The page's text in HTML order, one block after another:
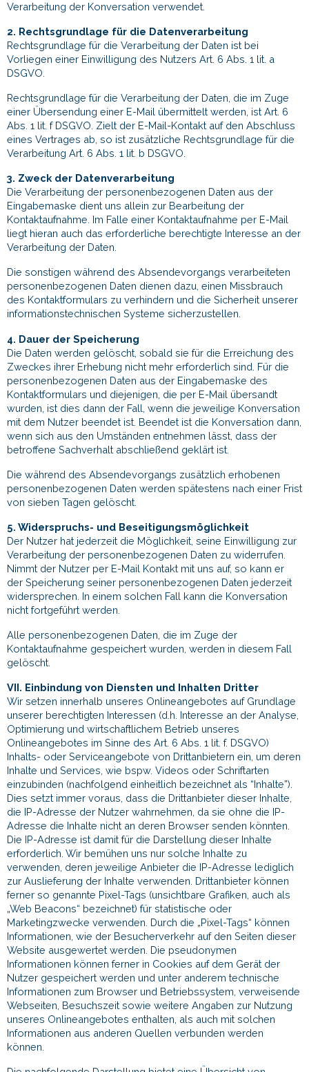
Verarbeitung der Konversation verwendet.
2. Rechtsgrundlage für die Datenverarbeitung
Rechtsgrundlage für die Verarbeitung der Daten ist bei
Vorliegen einer Einwilligung des Nutzers Art. 6 Abs. 1 lit. a
DSGVO.
Rechtsgrundlage für die Verarbeitung der Daten, die im Zuge
einer Übersendung einer E-Mail übermittelt werden, ist Art. 6
Abs. 1 lit. f DSGVO. Zielt der E-Mail-Kontakt auf den Abschluss
eines Vertrages ab, so ist zusätzliche Rechtsgrundlage für die
Verarbeitung Art. 6 Abs. 1 lit. b DSGVO.
3. Zweck der Datenverarbeitung
Die Verarbeitung der personenbezogenen Daten aus der
Eingabemaske dient uns allein zur Bearbeitung der
Kontaktaufnahme. Im Falle einer Kontaktaufnahme per E-Mail
liegt hieran auch das erforderliche berechtigte Interesse an der
Verarbeitung der Daten.
Die sonstigen während des Absendevorgangs verarbeiteten
personenbezogenen Daten dienen dazu, einen Missbrauch
des Kontaktformulars zu verhindern und die Sicherheit unserer
informationstechnischen Systeme sicherzustellen.
4. Dauer der Speicherung
Die Daten werden gelöscht, sobald sie für die Erreichung des
Zweckes ihrer Erhebung nicht mehr erforderlich sind. Für die
personenbezogenen Daten aus der Eingabemaske des
Kontaktformulars und diejenigen, die per E-Mail übersandt
wurden, ist dies dann der Fall, wenn die jeweilige Konversation
mit dem Nutzer beendet ist. Beendet ist die Konversation dann,
wenn sich aus den Umständen entnehmen lässt, dass der
betroffene Sachverhalt abschließend geklärt ist.
Die während des Absendevorgangs zusätzlich erhobenen
personenbezogenen Daten werden spätestens nach einer Frist
von sieben Tagen gelöscht.
5. Widerspruchs- und Beseitigungsmöglichkeit
Der Nutzer hat jederzeit die Möglichkeit, seine Einwilligung zur
Verarbeitung der personenbezogenen Daten zu widerrufen.
Nimmt der Nutzer per E-Mail Kontakt mit uns auf, so kann er
der Speicherung seiner personenbezogenen Daten jederzeit
widersprechen. In einem solchen Fall kann die Konversation
nicht fortgeführt werden.
Alle personenbezogenen Daten, die im Zuge der
Kontaktaufnahme gespeichert wurden, werden in diesem Fall
gelöscht.
VII. Einbindung von Diensten und Inhalten Dritter
Wir setzen innerhalb unseres Onlineangebotes auf Grundlage
unserer berechtigten Interessen (d.h. Interesse an der Analyse,
Optimierung und wirtschaftlichem Betrieb unseres
Onlineangebotes im Sinne des Art. 6 Abs. 1 lit. f. DSGVO)
Inhalts- oder Serviceangebote von Drittanbietern ein, um deren
Inhalte und Services, wie bspw. Videos oder Schriftarten
einzubinden (nachfolgend einheitlich bezeichnet als “Inhalte”).
Dies setzt immer voraus, dass die Drittanbieter dieser Inhalte,
die IP-Adresse der Nutzer wahrnehmen, da sie ohne die IP-
Adresse die Inhalte nicht an deren Browser senden könnten.
Die IP-Adresse ist damit für die Darstellung dieser Inhalte
erforderlich. Wir bemühen uns nur solche Inhalte zu
verwenden, deren jeweilige Anbieter die IP-Adresse lediglich
zur Auslieferung der Inhalte verwenden. Drittanbieter können
ferner so genannte Pixel-Tags (unsichtbare Grafiken, auch als
„Web Beacons“ bezeichnet) für statistische oder
Marketingzwecke verwenden. Durch die „Pixel-Tags“ können
Informationen, wie der Besucherverkehr auf den Seiten dieser
Website ausgewertet werden. Die pseudonymen
Informationen können ferner in Cookies auf dem Gerät der
Nutzer gespeichert werden und unter anderem technische
Informationen zum Browser und Betriebssystem, verweisende
Webseiten, Besuchszeit sowie weitere Angaben zur Nutzung
unseres Onlineangebotes enthalten, als auch mit solchen
Informationen aus anderen Quellen verbunden werden
können.